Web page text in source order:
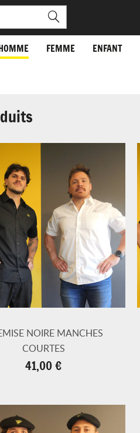
FEMME ENFANT
NOIRE MANCHES
COURTES
Prix
41,00 €